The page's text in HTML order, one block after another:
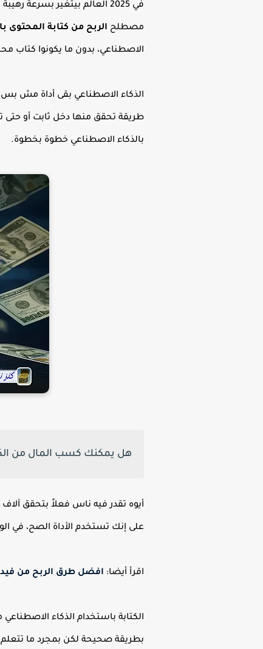
في 2025 العالم بيتغير
مصطلح الربح من كتابة المحتوى
الاصطناعي، بدون ما يكونوا كتاب
الذكاء الاصطناعي بقى أداة مش
طريقة تحقق منها دخل ثابت أو حتى
بالذكاء الاصطناعي خطوة بخطوة.
هل يمكنك كسب المال من
على إنك تستخدم الأداة الصح، في
اقرأ أيضا: افضل طرق الربح من
الكتابة باستخدام الذكاء
بطريقة صحيحة لكن بمجرد ما